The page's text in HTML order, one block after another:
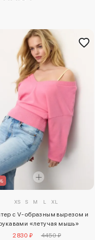
XS S M L XL
с V-образным вырезом и
«летучая мышь»
2830 ₽
4450 ₽